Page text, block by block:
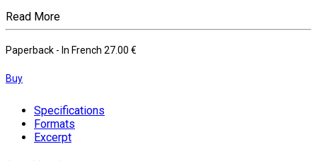
Read More
Paperback - In French 27.00 €
Buy
Specifications
Formats
Excerpt